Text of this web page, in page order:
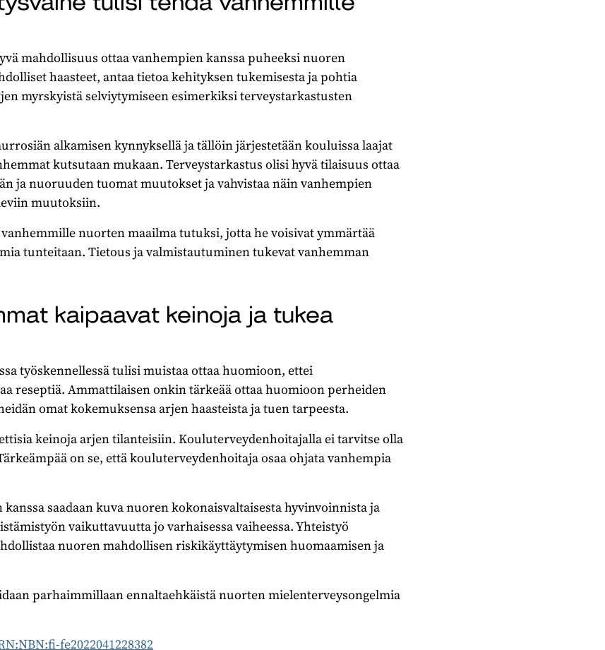
mahdollisuus ottaa vanhempien kanssa puheeksi nuoren
haasteet, antaa tietoa kehityksen tukemisesta ja pohtia
myrskyistä selviytymiseen esimerkiksi terveystarkastusten
alkamisen kynnyksellä ja tällöin järjestetään kouluissa laajat
kutsutaan mukaan. Terveystarkastus olisi hyvä tilaisuus ottaa
ja nuoruuden tuomat muutokset ja vahvistaa näin vanhempien
muutoksiin.
nuorten maailma tutuksi, jotta he voisivat ymmärtää
tunteitaan. Tietous ja valmistautuminen tukevat vanhemman
kaipaavat keinoja ja tukea
työskennellessä tulisi muistaa ottaa huomioon, ettei
reseptiä. Ammattilaisen onkin tärkeää ottaa huomioon perheiden
omat kokemuksensa arjen haasteista ja tuen tarpeesta.
keinoja arjen tilanteisiin. Kouluterveydenhoitajalla ei tarvitse olla
on se, että kouluterveydenhoitaja osaa ohjata vanhempia
saadaan kuva nuoren kokonaisvaltaisesta hyvinvoinnista ja
vaikuttavuutta jo varhaisessa vaiheessa. Yhteistyö
nuoren mahdollisen riskikäyttäytymisen huomaamisen ja
parhaimmillaan ennaltaehkäistä nuorten mielenterveysongelmia
fe2022041228382